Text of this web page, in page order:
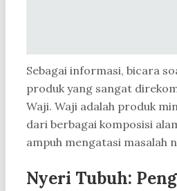
Sebagai informasi, bicara
produk yang sangat
Waji. Waji adalah produk
dari berbagai komposisi
ampuh mengatasi masalah
Nyeri Tubuh: